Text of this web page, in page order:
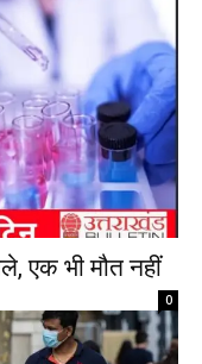
एक भी मौत नहीं
0